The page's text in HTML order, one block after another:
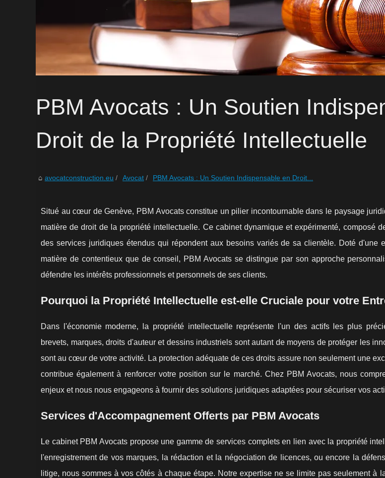
PBM Avocats : Un Soutien
Droit de la Propriété Intellectuelle
avocatconstruction.eu Avocat PBM Avocats : Un Soutien Indispensable en Droit...
Situé au cœur de Genève, PBM Avocats constitue un pilier incontournable dans le paysage
matière de droit de la propriété intellectuelle. Ce cabinet dynamique et expérimenté, composé
des services juridiques étendus qui répondent aux besoins variés de sa clientèle. Doté d'une
matière de contentieux que de conseil, PBM Avocats se distingue par son approche
défendre les intérêts professionnels et personnels de ses clients.
Pourquoi la Propriété Intellectuelle est-elle Cruciale pour votre
Dans l'économie moderne, la propriété intellectuelle représente l'un des actifs les plus
brevets, marques, droits d'auteur et dessins industriels sont autant de moyens de protéger les
sont au cœur de votre activité. La protection adéquate de ces droits assure non seulement une
contribue également à renforcer votre position sur le marché. Chez PBM Avocats, nous
enjeux et nous nous engageons à fournir des solutions juridiques adaptées pour sécuriser vos
Services d'Accompagnement Offerts par PBM Avocats
Le cabinet PBM Avocats propose une gamme de services complets en lien avec la propriété
l'enregistrement de vos marques, la rédaction et la négociation de licences, ou encore la
litige, nous sommes à vos côtés à chaque étape. Notre expertise ne se limite pas seulement à